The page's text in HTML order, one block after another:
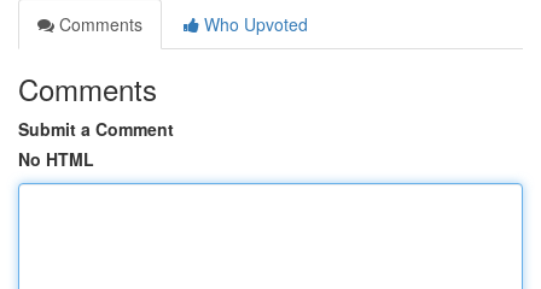
Comments
Who Upvoted
Comments
Submit a Comment
No HTML